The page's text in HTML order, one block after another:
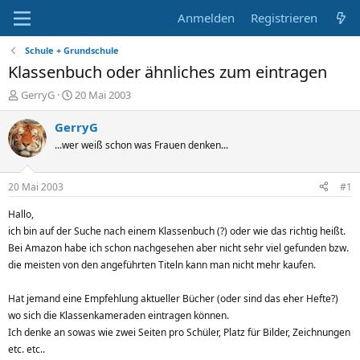
Anmelden Registrieren
Schule + Grundschule
Klassenbuch oder ähnliches zum eintragen
E
r
s
t
e
e
r
GerryG
E
r
s
e
t
m
20 Mai 2003
GerryG
...wer weiß schon was Frauen denken...
20 Mai 2003
#1
Hallo,
ich bin auf der Suche nach einem Klassenbuch (?) oder wie das richtig heißt.
Bei Amazon habe ich schon nachgesehen aber nicht sehr viel gefunden bzw.
die meisten von den angeführten Titeln kann man nicht mehr kaufen.
Hat jemand eine Empfehlung aktueller Bücher (oder sind das eher Hefte?)
wo sich die Klassenkameraden eintragen können.
Ich denke an sowas wie zwei Seiten pro Schüler, Platz für Bilder, Zeichnungen
etc. etc..